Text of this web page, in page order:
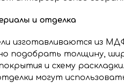
и отделка
изготавливаются из
подобрать толщину,
и схему раскладки.
могут